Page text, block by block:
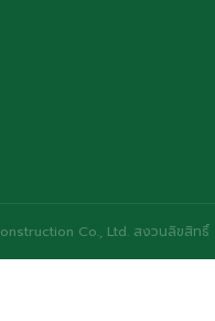
Co., Ltd. สงวนลิขสิทธิ์